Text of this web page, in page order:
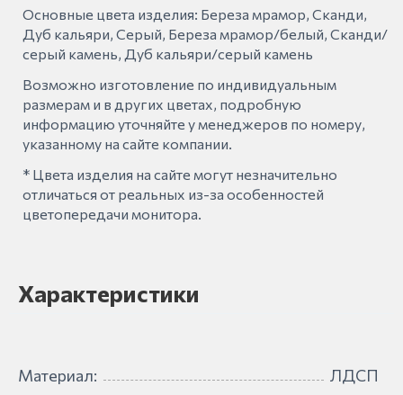
Основные цвета изделия: Береза мрамор, Сканди,
Дуб кальяри, Серый, Береза мрамор/белый, Сканди/
серый камень, Дуб кальяри/серый камень
Возможно изготовление по индивидуальным
размерам и в других цветах, подробную
информацию уточняйте у менеджеров по номеру,
указанному на сайте компании.
* Цвета изделия на сайте могут незначительно
отличаться от реальных из-за особенностей
цветопередачи монитора.
Характеристики
Материал: ЛДСП